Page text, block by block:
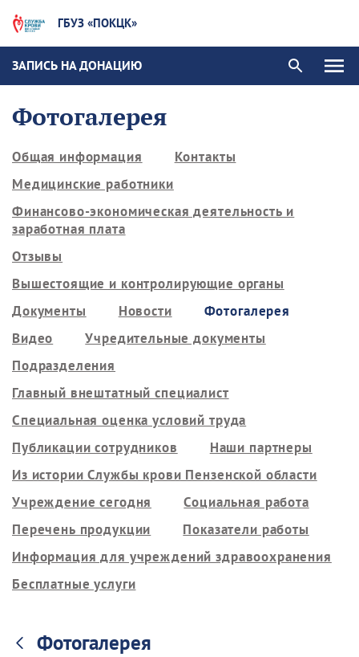
ГБУЗ «ПОКЦК»
ЗАПИСЬ НА ДОНАЦИЮ
Фотогалерея
Общая информация
Контакты
Медицинские работники
Финансово-экономическая деятельность и
заработная плата
Отзывы
Вышестоящие и контролирующие органы
Документы
Новости
Фотогалерея
Видео
Учредительные документы
Подразделения
Главный внештатный специалист
Специальная оценка условий труда
Публикации сотрудников
Наши партнеры
Из истории Службы крови Пензенской области
Учреждение сегодня
Социальная работа
Перечень продукции
Показатели работы
Информация для учреждений здравоохранения
Бесплатные услуги
Фотогалерея